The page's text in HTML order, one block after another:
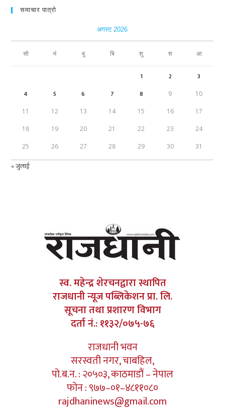
समाचार पात्रो
अगस्ट 2026
सो मं बु बि शु श आ
1 2
3
4
5 6 7 8 9 10
11 12 13 14 15 16 17
18 19 20 21 22 23 24
25 26 27 28 29 30 31
« जुलाई
स्व. महेन्द्र शेरचनद्वारा स्थापित
राजधानी न्यूज पब्लिकेशन प्रा. लि.
सूचना तथा प्रशारण विभाग
दर्ता नं.: ११३२/०७५-७६
राजधानी भवन
सरस्वती नगर, चाबहिल,
पो.ब.न. : २०५०३, काठमाडौं – नेपाल
फोन : ९७७–०१–४८११०८०
rajdhaninews@gmail.com